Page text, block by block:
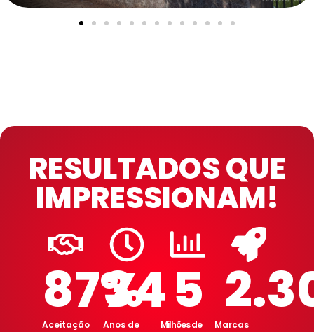
RESULTADOS QUE
IMPRESSIONAM!
Aceitação
87%
Anos de
34
Milhões de
5
Marcas